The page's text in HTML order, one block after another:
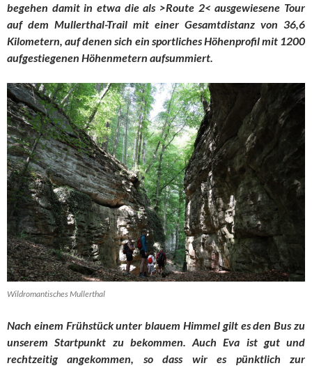
begehen damit in etwa die als >Route 2< ausgewiesene Tour
auf dem Mullerthal-Trail mit einer Gesamtdistanz von 36,6
Kilometern, auf denen sich ein sportliches Höhenprofil mit 1200
aufgestiegenen Höhenmetern aufsummiert.
Wildromantisches Mullerthal
Nach einem Frühstück unter blauem Himmel gilt es den Bus zu
unserem Startpunkt zu bekommen. Auch Eva ist gut und
rechtzeitig angekommen, so dass wir es pünktlich zur